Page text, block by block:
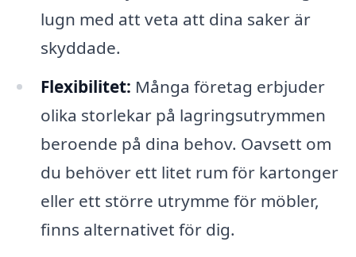
lugn med att veta att dina saker är
skyddade.
Flexibilitet: Många företag erbjuder
olika storlekar på lagringsutrymmen
beroende på dina behov. Oavsett om
du behöver ett litet rum för kartonger
eller ett större utrymme för möbler,
finns alternativet för dig.